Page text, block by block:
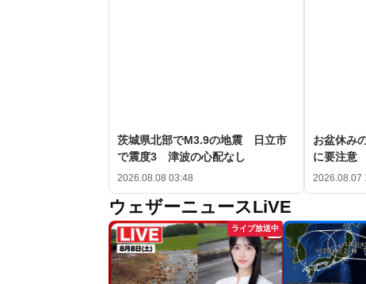
茨城県北部でM3.9の地震 日立市
で震度3 津波の心配なし
2026.08.08 03:48
お盆休み
に要注意
2026.08.07
ウェザーニュースLiVE
ライブ放送中